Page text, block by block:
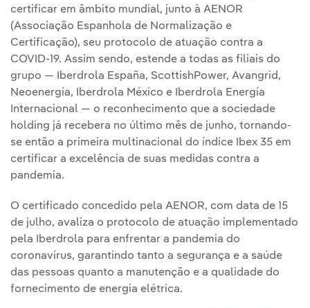
certificar em âmbito mundial, junto à AENOR
(Associação Espanhola de Normalização e
Certificação), seu protocolo de atuação contra a
COVID-19. Assim sendo, estende a todas as filiais do
grupo — Iberdrola España, ScottishPower, Avangrid,
Neoenergia, Iberdrola México e Iberdrola Energía
Internacional — o reconhecimento que a sociedade
holding já recebera no último mês de junho, tornando-
se então a primeira multinacional do índice Ibex 35 em
certificar a excelência de suas medidas contra a
pandemia.
O certificado concedido pela AENOR, com data de 15
de julho, avaliza o protocolo de atuação implementado
pela Iberdrola para enfrentar a pandemia do
coronavírus, garantindo tanto a segurança e a saúde
das pessoas quanto a manutenção e a qualidade do
fornecimento de energia elétrica.